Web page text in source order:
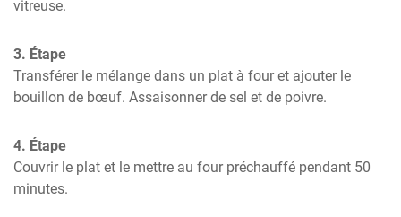
vitreuse.
3. Étape
Transférer le mélange dans un plat à four et ajouter le
bouillon de bœuf. Assaisonner de sel et de poivre.
4. Étape
Couvrir le plat et le mettre au four préchauffé pendant 50
minutes.